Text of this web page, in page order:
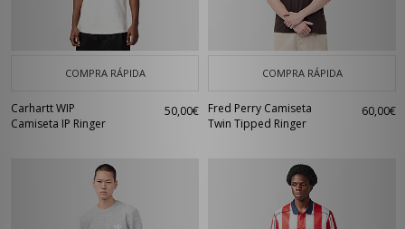
COMPRA RÁPIDA
Carhartt WIP
Camiseta IP Ringer
50,00€
COMPRA RÁPIDA
Fred Perry Camiseta
Twin Tipped Ringer
60,00€